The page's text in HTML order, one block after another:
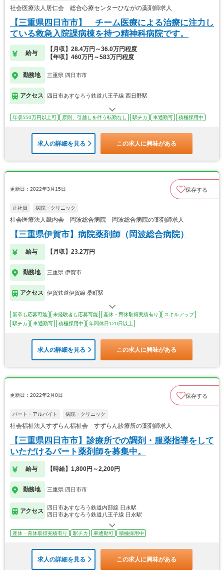
社会医療法人居仁会 総合心療センターひながの薬剤師求人
【三重県四日市市】 チーム医療による治療に注力し
ている救急入院課病棟を持つ精神科病院です。
給与
【月収】28.4万円～36.0万円程度
【年収】460万円～583万円程度
勤務地 三重県 四日市市
アクセス 四日市あすなろう鉄道八王子線 西日野駅
年収550万円以上可 原則、引越しを伴う転勤なし 駅チカ 車通勤可 積極採用中
求人の詳細を見る この求人に興味がある
更新日：2022年3月15日 保存する
正社員 病院・クリニック
社会医療法人畿内会 岡波総合病院 岡波総合病院の薬剤師求人
【三重県伊賀市】病院薬剤師（岡波総合病院）
給与 【月収】23.2万円
勤務地 三重県 伊賀市
アクセス 伊賀鉄道伊賀線 桑町駅
新卒も応募可能 未経験者も応募可能 産休・育休取得実績有り
スキルアップ
駅チカ
車通勤可 積極採用中 年間休日120日以上
求人の詳細を見る この求人に興味がある
更新日：2022年2月8日 保存する
パート・アルバイト 病院・クリニック
社会福祉法人すずらん福祉会 すずらん診療所の薬剤師求人
【三重県四日市市】診療所での調剤・服薬指導をして
いただけるパート薬剤師を募集中。
給与 【時給】1,800円～2,200円
勤務地 三重県 四日市市
アクセス
四日市あすなろう鉄道内部線 日永駅
四日市あすなろう鉄道八王子線 日永駅
産休・育休取得実績有り 駅チカ 車通勤可 積極採用中
求人の詳細を見る この求人に興味がある